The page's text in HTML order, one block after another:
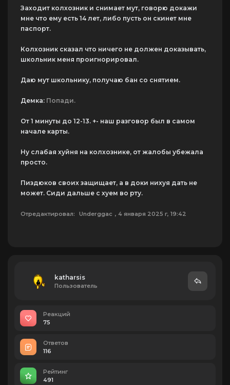
Заходит колхозник и снимает мут, говорю докажи
мне что ему есть 14 лет, либо пусть он скинет мне
паспорт.
Колхозник сказал что ничего не должен доказывать,
школьник меня проигнорировал.
Даю мут школьнику, получаю бан со снятием.
Демка: Попади.
От 1 минуты до 12-13. +- наш разговор был в самом
начале карты.
Ну слабая хуйня на колхознике, от жалобы убежала
просто.
Пиздюков своих защищает, а в доки нихуя дать не
может. Сиди дальше с хуем во рту.
Отредактировал: Underggac , 4 января 2025 г, 19:42
katharsis
Пользователь
Реакций
75
Ответов
116
Рейтинг
491